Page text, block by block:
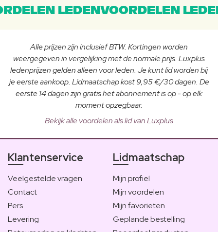
LEDENVOORDELEN
Alle prijzen zijn inclusief BTW. Kortingen worden
weergegeven in vergelijking met de normale prijs. Luxplus
ledenprijzen gelden alleen voor leden. Je kunt lid worden bij
je eerste aankoop. Lidmaatschap kost 9,95 €/30 dagen. De
eerste 14 dagen zijn gratis het abonnement is op - op elk
moment opzegbaar.
Bekijk alle voordelen als lid van Luxplus
Klantenservice
Veelgestelde vragen
Contact
Pers
Levering
Lidmaatschap
Mijn profiel
Mijn voordelen
Mijn favorieten
Geplande bestelling